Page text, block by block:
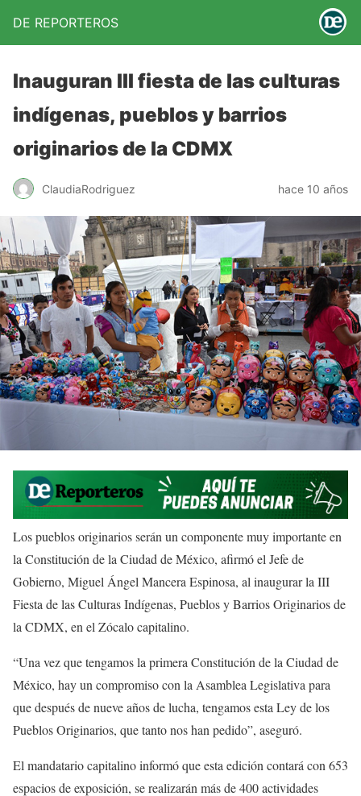
DE REPORTEROS
Inauguran III fiesta de las culturas
indígenas, pueblos y barrios
originarios de la CDMX
ClaudiaRodriguez hace 10 años
Los pueblos originarios serán un componente muy importante en
la Constitución de la Ciudad de México, afirmó el Jefe de
Gobierno, Miguel Ángel Mancera Espinosa, al inaugurar la III
Fiesta de las Culturas Indígenas, Pueblos y Barrios Originarios de
la CDMX, en el Zócalo capitalino.
“Una vez que tengamos la primera Constitución de la Ciudad de
México, hay un compromiso con la Asamblea Legislativa para
que después de nueve años de lucha, tengamos esta Ley de los
Pueblos Originarios, que tanto nos han pedido”, aseguró.
El mandatario capitalino informó que esta edición contará con 653
espacios de exposición, se realizarán más de 400 actividades